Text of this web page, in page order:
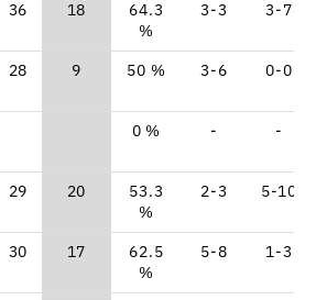
36 18
64.3
%
3-3 3-7
28 9 50 % 3-6 0-0
0 % - -
29 20
53.3
%
2-3 5-10
30 17
62.5
%
5-8 1-3